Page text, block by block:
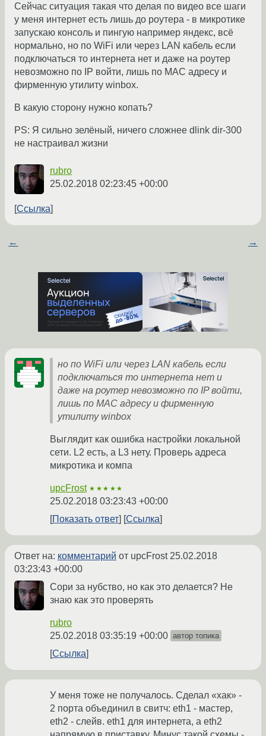
Сейчас ситуация такая что делая по видео все шаги
у меня интернет есть лишь до роутера - в микротике
запускаю консоль и пингую например яндекс, всё
нормально, но по WiFi или через LAN кабель если
подключаться то интернета нет и даже на роутер
невозможно по IP войти, лишь по MAC адресу и
фирменную утилиту winbox.
В какую сторону нужно копать?
PS: Я сильно зелёный, ничего сложнее dlink dir-300
не настраивал жизни
rubro
25.02.2018 02:23:45 +00:00
Ссылка
← →
но по WiFi или через LAN кабель если
подключаться то интернета нет и
даже на роутер невозможно по IP войти,
лишь по MAC адресу и фирменную
утилиту winbox
Выглядит как ошибка настройки локальной
сети. L2 есть, а L3 нету. Проверь адреса
микротика и компа
upcFrost ★★★★★
25.02.2018 03:23:43 +00:00
Показать ответ
Ссылка
Ответ на: комментарий от upcFrost25.02.2018
03:23:43 +00:00
Сори за нубство, но как это делается? Не
знаю как это проверять
rubro
25.02.2018 03:35:19 +00:00 автор топика
Ссылка
У меня тоже не получалось. Сделал «хак» -
2 порта объединил в свитч: eth1 - мастер,
eth2 - слейв. eth1 для интернета, а eth2